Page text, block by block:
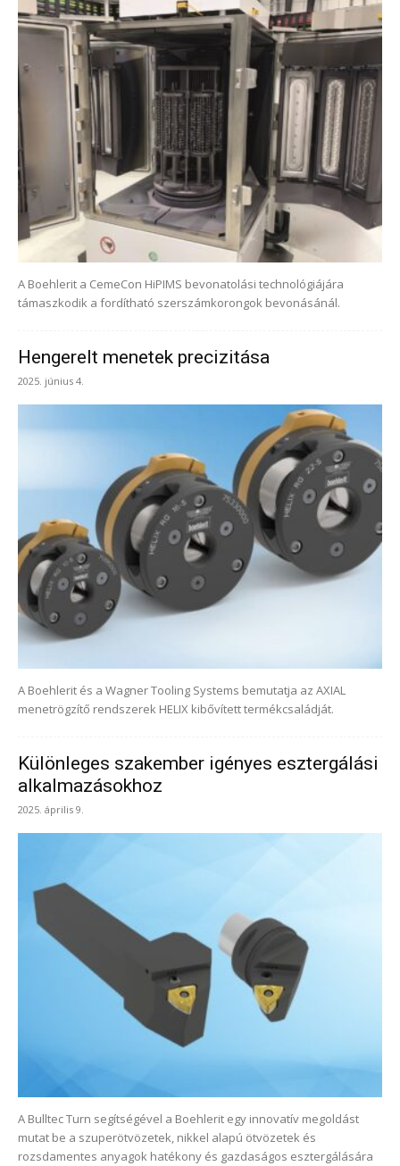
A Boehlerit a CemeCon HiPIMS bevonatolási technológiájára
támaszkodik a fordítható szerszámkorongok bevonásánál.
Hengerelt menetek precizitása
2025. június 4.
A Boehlerit és a Wagner Tooling Systems bemutatja az AXIAL
menetrögzítő rendszerek HELIX kibővített termékcsaládját.
Különleges szakember igényes esztergálási
alkalmazásokhoz
2025. április 9.
A Bulltec Turn segítségével a Boehlerit egy innovatív megoldást
mutat be a szuperötvözetek, nikkel alapú ötvözetek és
rozsdamentes anyagok hatékony és gazdaságos esztergálására